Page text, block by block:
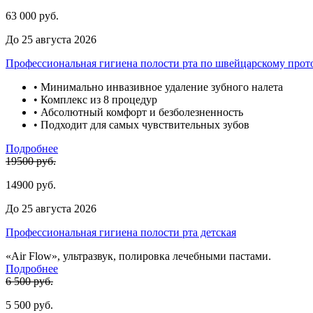
63 000 руб.
До 25 августа 2026
Профессиональная гигиена полости рта по швейцарскому
• Минимально инвазивное удаление зубного налета
• Комплекс из 8 процедур
• Абсолютный комфорт и безболезненность
• Подходит для самых чувствительных зубов
Подробнее
19500 руб.
14900 руб.
До 25 августа 2026
Профессиональная гигиена полости рта детская
«Air Flow», ультразвук, полировка лечебными пастами.
Подробнее
6 500 руб.
5 500 руб.